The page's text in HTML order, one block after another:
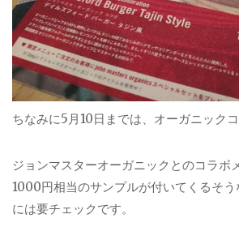
ちなみに5月10日までは、オーガニック
ジョンマスターオーガニックとのコラボ
1000円相当のサンプルが付いてくるそう
には要チェックです。